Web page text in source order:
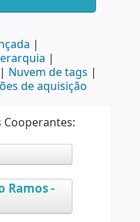
Nuvem de tags
de aquisição
Cooperantes:
Ramos -